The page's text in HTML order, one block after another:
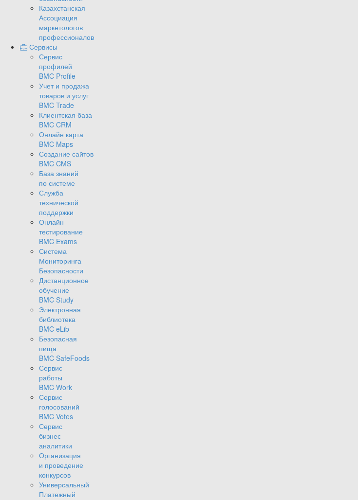
Казахстанская
Ассоциация
маркетологов
профессионалов
Сервисы
Сервис
профилей
BMC Profile
Учет и продажа
товаров и услуг
BMC Trade
Клиентская база
BMC CRM
Онлайн карта
BMC Maps
Создание сайтов
BMC CMS
База знаний
по системе
Служба
технической
поддержки
Онлайн
тестирование
BMC Exams
Система
Мониторинга
Безопасности
Дистанционное
обучение
BMC Study
Электронная
библиотека
BMC eLib
Безопасная
пища
BMC SafeFoods
Сервис
работы
BMC Work
Сервис
голосований
BMC Votes
Сервис
бизнес
аналитики
Организация
и проведение
конкурсов
Универсальный
Платежный